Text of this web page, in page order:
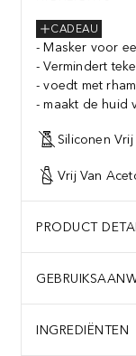
CADEAU
Masker voor
Vermindert
voedt met
maakt de huid
Siliconen Vrij
Vrij Van
PRODUCT
INGREDIËNTEN